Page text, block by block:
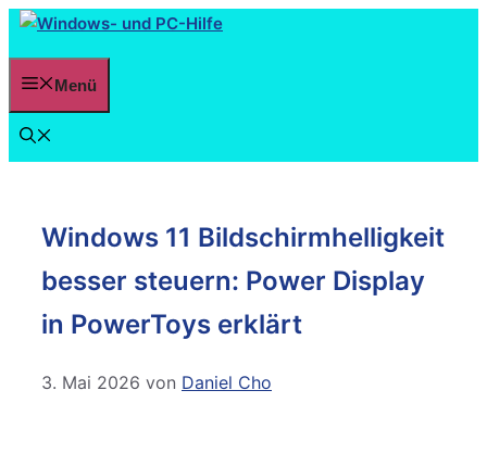
Menü
Windows 11 Bildschirmhelligkeit
besser steuern: Power Display
in PowerToys erklärt
3. Mai 2026 von Daniel Cho